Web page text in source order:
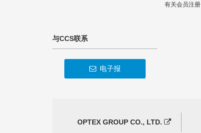
有关会员注册
与CCS联系
电子报
OPTEX GROUP CO., LTD.